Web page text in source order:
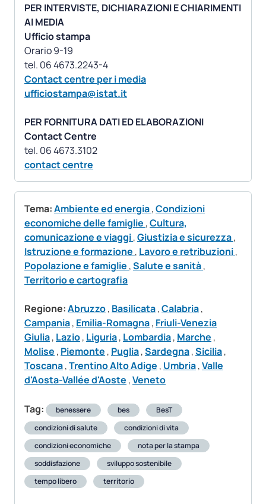
PER INTERVISTE, DICHIARAZIONI E CHIARIMENTI
AI MEDIA
Ufficio stampa
Orario 9-19
Contact centre per i media
ufficiostampa@istat.it
PER FORNITURA DATI ED ELABORAZIONI
Contact Centre
contact centre
Tema:Ambiente ed energia,Condizioni
economiche delle famiglie ,Cultura,
comunicazione e viaggi,Giustizia e sicurezza,
Istruzione e formazione , Lavoro e retribuzioni,
Popolazione e famiglie ,Salute e sanità,
Territorio e cartografia
Regione:Abruzzo, Basilicata,Calabria,
Campania, Emilia-Romagna, Friuli-Venezia
Giulia, Lazio, Liguria, Lombardia, Marche ,
Molise , Piemonte , Puglia,Sardegna,Sicilia,
Toscana,Trentino Alto Adige , Umbria,Valle
d'Aosta-Vallée d'Aoste ,Veneto
Tag: benessere bes
BesT
condizioni di salute
condizioni di vita
condizioni economiche
nota per la stampa
soddisfazione
sviluppo sostenibile
tempo libero
territorio